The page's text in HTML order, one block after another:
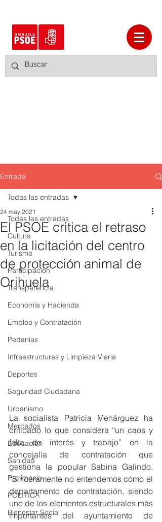
Entrada
Todas las entradas
Cultura
Turismo
Participación
Transparencia
Economía y Hacienda
Empleo y Contratación
Pedanías
Infraestructuras y Limpieza Viaria
Deportes
Seguridad Ciudadana
Urbanismo
Mercados
Educación
Sanidad
Patrimonio
POLÍTICA
Bienestar Social
Todas las entradas
El PSOE critica el retraso
en la licitación del centro
de protección animal de
Orihuela
24 may 2021
La socialista Patricia Menárguez ha
criticado lo que considera “un caos y
falta de interés y trabajo” en la
concejalía de contratación que
gestiona la popular Sabina Galindo.
“Sinceramente no entendemos cómo el
departamento de contratación, siendo
uno de los elementos estructurales más
importantes del ayuntamiento de